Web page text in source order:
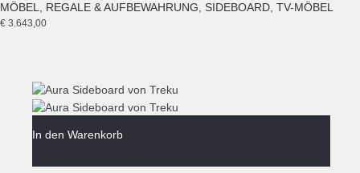
MÖBEL, REGALE & AUFBEWAHRUNG, SIDEBOARD, TV-MÖBEL
€ 3.643,00
In den Warenkorb